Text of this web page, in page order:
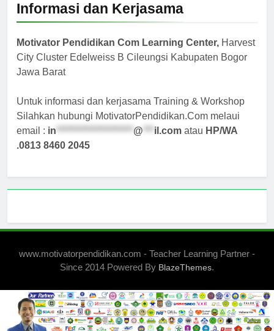
Informasi dan Kerjasama
Motivator Pendidikan Com Learning Center, Harvest
City Cluster Edelweiss B Cileungsi Kabupaten Bogor
Jawa Barat
Untuk informasi dan kerjasama Training & Workshop
Silahkan hubungi MotivatorPendidikan.Com melaui
email : in ********************* @ *** il.com atau HP/WA
.0813 8460 2045
www.motivatorpendidikan.com - Teacher Learning Partner -
Since 2014 Powered By BlazeThemes.